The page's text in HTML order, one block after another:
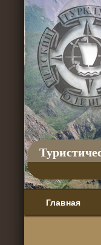
Главная